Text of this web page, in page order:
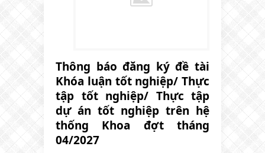
Thông báo đăng ký đề tài
Khóa luận tốt nghiệp/ Thực
tập tốt nghiệp/ Thực tập
dự án tốt nghiệp trên hệ
thống Khoa đợt tháng
04/2027